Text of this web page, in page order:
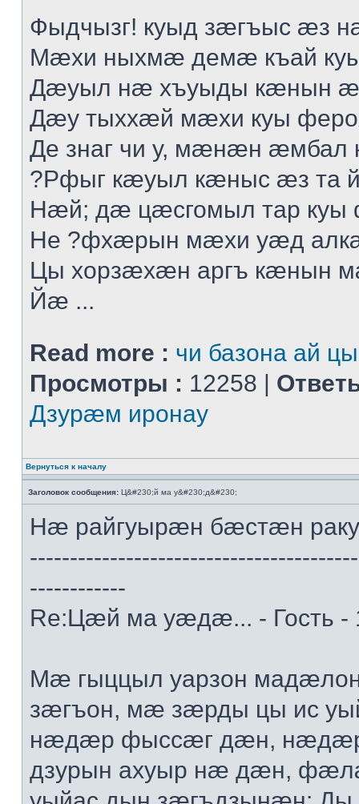
Фыдчызг! куыд зæгъыс æз
Мæхи ныхмæ демæ къай
Дæуыл нæ хъуыды кæнын
Дæу тыххæй мæхи куы
Де знаг чи у, мæнæн æмбал
?Рфыг кæуыл кæныс æз та
Нæй; дæ цæсгомыл тар
Не ?фхæрын мæхи уæд
Цы хорзæхæн аргъ кæнын
Йæ ...
Read more : чи базона ай
Просмотры : 12258 |
Дзурæм иронау
Вернуться к началу
Заголовок сообщения: Ц&#230;й ма у&#230;д&#230;
Нæ райгуырæн бæстæн
------------
Re:Цæй ма уæдæ... - Гость -
Мæ гыццыл уарзон
зæгъон, мæ зæрды цы ис
нæдæр фыссæг дæн, нæдæр
дзурын ахуыр нæ дæн,